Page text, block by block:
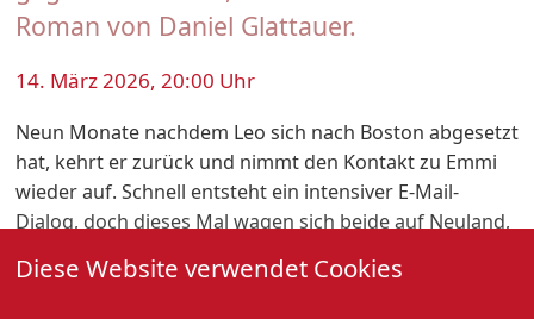
Diese Website verwendet Cookies
Roman von Daniel Glattauer.
14. März 2026, 20:00 Uhr
Neun Monate nachdem Leo sich nach Boston abgesetzt
hat, kehrt er zurück und nimmt den Kontakt zu Emmi
wieder auf. Schnell entsteht ein intensiver E-Mail-
Dialog, doch dieses Mal wagen sich beide auf Neuland,
Tastatur und es kommt zu einem ersten und auch